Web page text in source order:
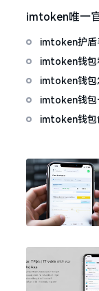
imtoken唯一
imtoken护盾
imtoken钱包
就懂了
imtoken钱包
imtoken钱包
imtoken钱包